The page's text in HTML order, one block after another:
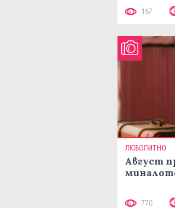
167
ЛЮБОПИТНО
Август
770